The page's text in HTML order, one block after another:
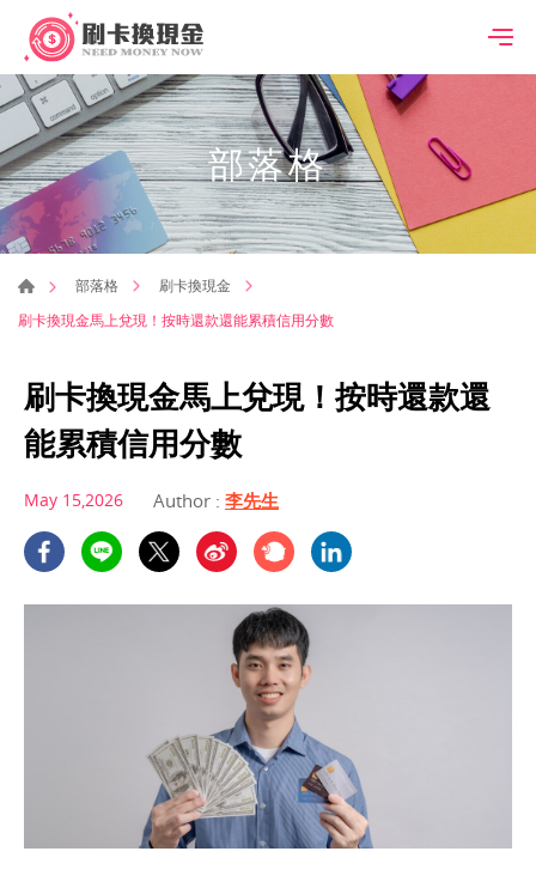
部落格
部落格
刷卡換現金
刷卡換現金馬上兌現！按時還款還能累積信用分數
刷卡換現金馬上兌現！按時還款還
能累積信用分數
May 15,2026 Author : 李先生